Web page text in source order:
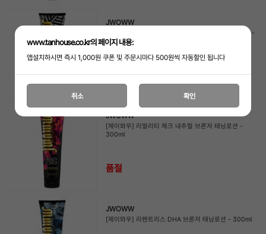
JWOWW
[제이와우] 스터닝 어드밴스드 화이트 브론저 태닝로션 -
300ml
품절
JWOWW
[제이와우] 리얼리티 체크 내추럴 브론저 태닝로션 -
300ml
품절
JWOWW
[제이와우] 리렌트리스 DHA 브론저 태닝로션 - 300ml
www.tanhouse.co.kr의 페이지 내용:
앱설치하시면 즉시 1,000원 쿠폰 및 주문시마다 500원씩 자동할인 됩니다
취소 확인